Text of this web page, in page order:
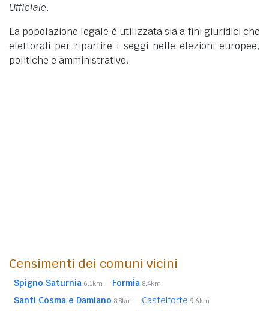
Ufficiale.
La popolazione legale è utilizzata sia a fini giuridici che
elettorali per ripartire i seggi nelle elezioni europee,
politiche e amministrative.
Censimenti dei comuni vicini
Spigno Saturnia 6,1km Formia 8,4km
Santi Cosma e Damiano 8,8km Castelforte 9,6km